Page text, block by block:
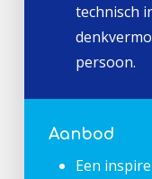
technisch
persoon.
Aanbod
Een